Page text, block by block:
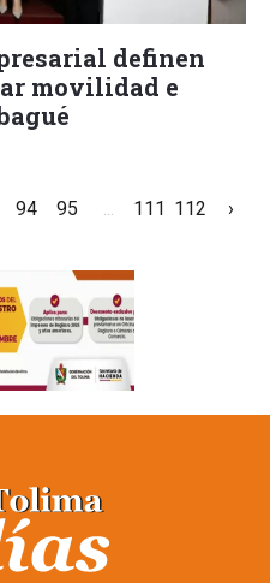
definen
movilidad e
94 95 ... 111 112 ›